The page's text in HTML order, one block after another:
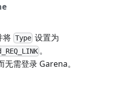
将 Type设置为
。
需登录 Garena。